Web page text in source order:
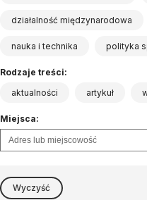
działalność międzynarodowa
nauka i technika polityka
Rodzaje treści:
aktualności
artykuł
Miejsca:
Wyczyść